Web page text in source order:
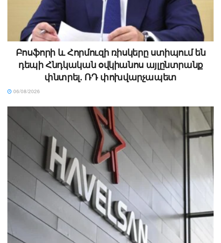
Բոսֆորի և Հորմուզի ռիսկերը ստիպում են
դեպի Հնդկական օվկիանոս այլընտրանք
փնտրել. ՌԴ փոխվարչապետ
06/08/2026